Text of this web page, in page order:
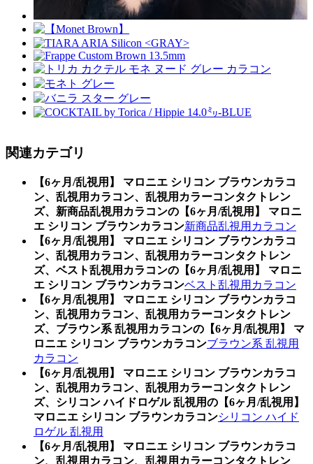
関連カテゴリ
【6ヶ月/乱視用】 マロニエ シリコン ブラウンカラコ
ン、乱視用カラコン、乱視用カラーコンタクトレン
ズ、新商品乱視用カラコンの【6ヶ月/乱視用】 マロニ
エ シリコン ブラウンカラコン新商品乱視用カラコン
【6ヶ月/乱視用】 マロニエ シリコン ブラウンカラコ
ン、乱視用カラコン、乱視用カラーコンタクトレン
ズ、ベスト乱視用カラコンの【6ヶ月/乱視用】 マロニ
エ シリコン ブラウンカラコンベスト乱視用カラコン
【6ヶ月/乱視用】 マロニエ シリコン ブラウンカラコ
ン、乱視用カラコン、乱視用カラーコンタクトレン
ズ、ブラウン系 乱視用カラコンの【6ヶ月/乱視用】 マ
ロニエ シリコン ブラウンカラコンブラウン系 乱視用
カラコン
【6ヶ月/乱視用】 マロニエ シリコン ブラウンカラコ
ン、乱視用カラコン、乱視用カラーコンタクトレン
ズ、シリコン ハイドロゲル 乱視用の【6ヶ月/乱視用】
マロニエ シリコン ブラウンカラコンシリコン ハイド
ロゲル 乱視用
【6ヶ月/乱視用】 マロニエ シリコン ブラウンカラコ
ン、乱視用カラコン、乱視用カラーコンタクトレン